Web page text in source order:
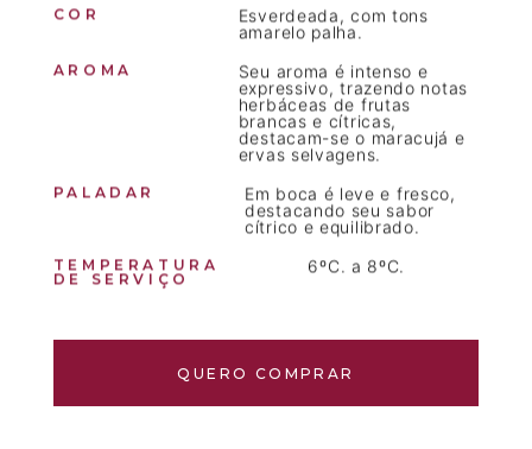
COR
Esverdeada, com tons
amarelo palha.
AROMA
Seu aroma é intenso e
expressivo, trazendo notas
herbáceas de frutas
brancas e cítricas,
destacam-se o maracujá e
ervas selvagens.
PALADAR
Em boca é leve e fresco,
destacando seu sabor
cítrico e equilibrado.
TEMPERATURA
DE SERVIÇO
6ºC. a 8ºC.
QUERO COMPRAR